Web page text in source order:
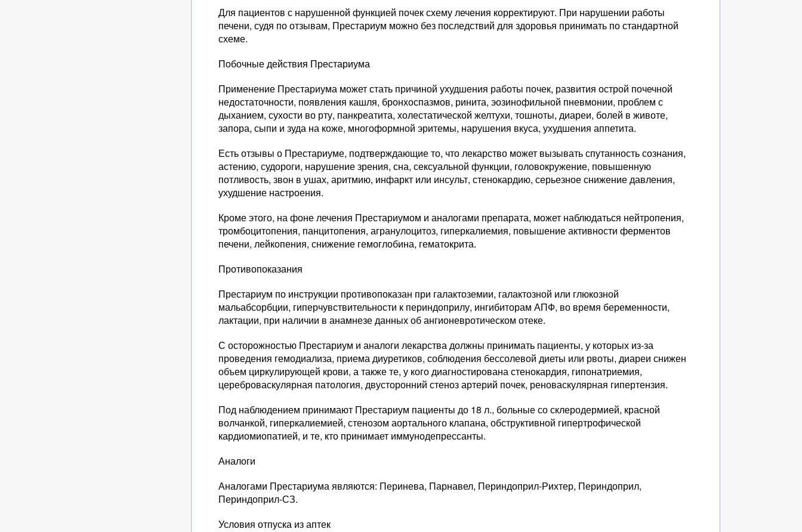
Для пациентов с нарушенной функцией почек схему лечения корректируют. При нарушении работы
печени, судя по отзывам, Престариум можно без последствий для здоровья принимать по стандартной
схеме.
Побочные действия Престариума
Применение Престариума может стать причиной ухудшения работы почек, развития острой почечной
недостаточности, появления кашля, бронхоспазмов, ринита, эозинофильной пневмонии, проблем с
дыханием, сухости во рту, панкреатита, холестатической желтухи, тошноты, диареи, болей в животе,
запора, сыпи и зуда на коже, многоформной эритемы, нарушения вкуса, ухудшения аппетита.
Есть отзывы о Престариуме, подтверждающие то, что лекарство может вызывать спутанность сознания,
астению, судороги, нарушение зрения, сна, сексуальной функции, головокружение, повышенную
потливость, звон в ушах, аритмию, инфаркт или инсульт, стенокардию, серьезное снижение давления,
ухудшение настроения.
Кроме этого, на фоне лечения Престариумом и аналогами препарата, может наблюдаться нейтропения,
тромбоцитопения, панцитопения, агранулоцитоз, гиперкалиемия, повышение активности ферментов
печени, лейкопения, снижение гемоглобина, гематокрита.
Противопоказания
Престариум по инструкции противопоказан при галактоземии, галактозной или глюкозной
мальабсорбции, гиперчувствительности к периндоприлу, ингибиторам АПФ, во время беременности,
лактации, при наличии в анамнезе данных об ангионевротическом отеке.
С осторожностью Престариум и аналоги лекарства должны принимать пациенты, у которых из-за
проведения гемодиализа, приема диуретиков, соблюдения бессолевой диеты или рвоты, диареи снижен
объем циркулирующей крови, а также те, у кого диагностирована стенокардия, гипонатриемия,
цереброваскулярная патология, двусторонний стеноз артерий почек, реноваскулярная гипертензия.
Под наблюдением принимают Престариум пациенты до 18 л., больные со склеродермией, красной
волчанкой, гиперкалиемией, стенозом аортального клапана, обструктивной гипертрофической
кардиомиопатией, и те, кто принимает иммунодепрессанты.
Аналоги
Аналогами Престариума являются: Перинева, Парнавел, Периндоприл-Рихтер, Периндоприл,
Периндоприл-СЗ.
Условия отпуска из аптек